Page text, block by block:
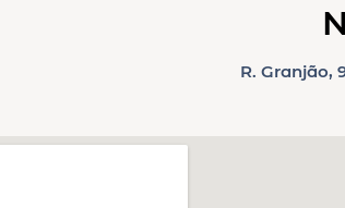
R. Granjão,